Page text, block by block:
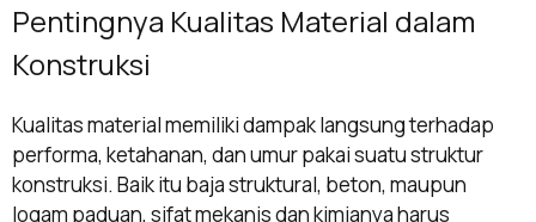
Pentingnya Kualitas Material dalam
Konstruksi
Kualitas material memiliki dampak langsung terhadap
performa, ketahanan, dan umur pakai suatu struktur
konstruksi. Baik itu baja struktural, beton, maupun
logam paduan, sifat mekanis dan kimianya harus